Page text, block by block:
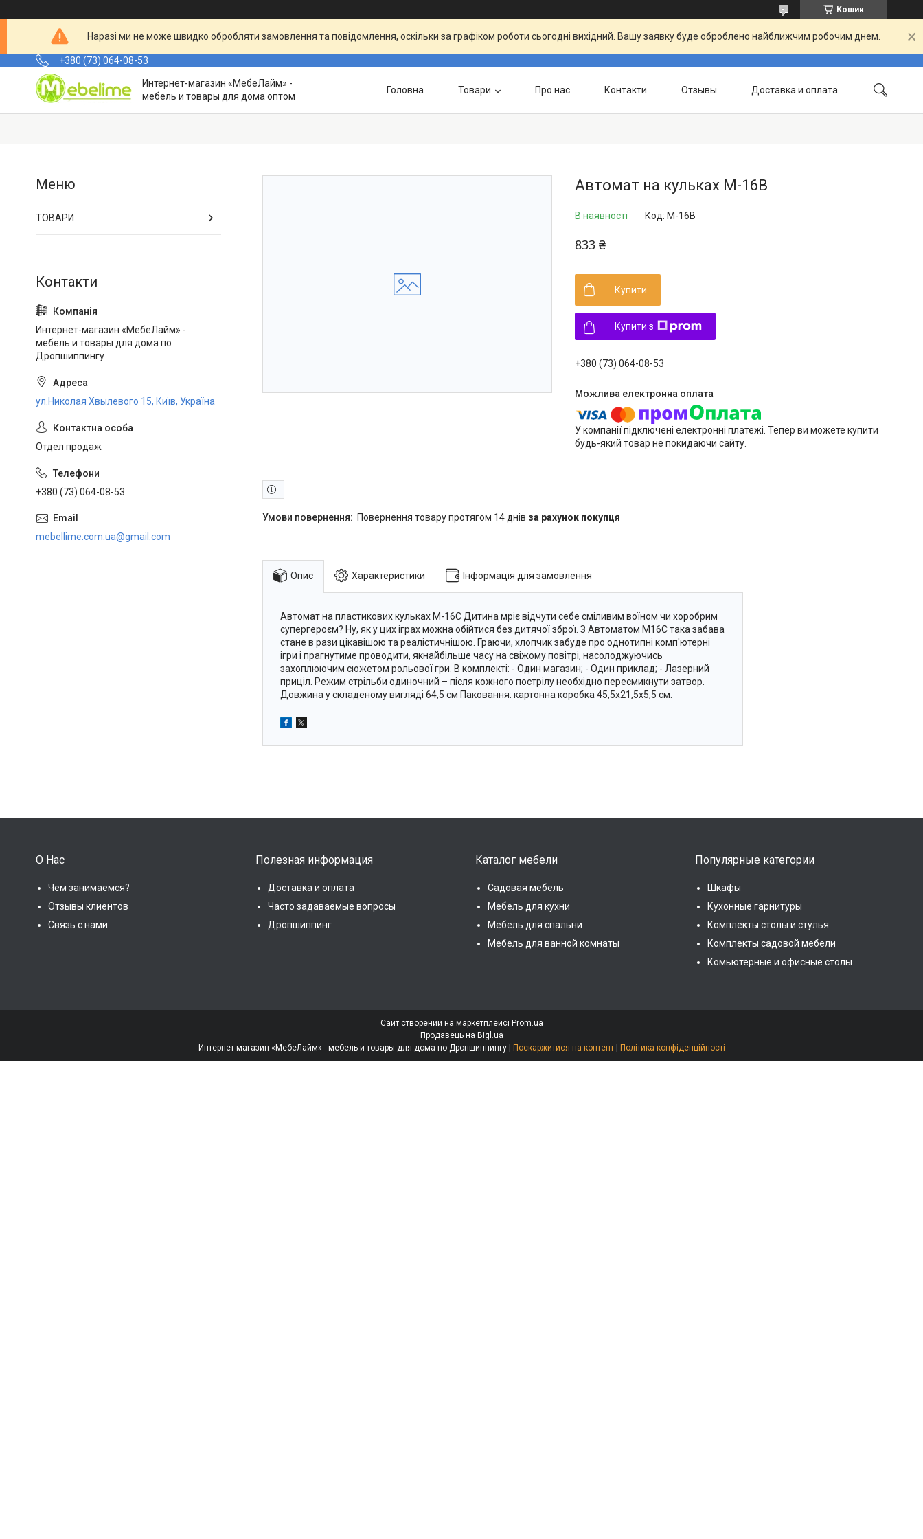
Кошик
Наразі ми не може швидко обробляти замовлення та повідомлення, оскільки за графіком роботи сьогодні вихідний. Вашу заявку буде оброблено найближчим робочим днем.
+380 (73) 064-08-53
Интернет-магазин «МебеЛайм» -
мебель и товары для дома оптом
Головна Товари Про нас Контакти Отзывы Доставка и оплата
Автомат на кульках M-16B
В наявності Код: M-16B
833 ₴
Купити
Купити з
+380 (73) 064-08-53
У компанії підключені електронні платежі. Тепер ви можете купити
будь-який товар не покидаючи сайту.
повернення товару протягом 14 днів за рахунок покупця
Опис Характеристики Інформація для замовлення
Автомат на пластикових кульках M-16С Дитина мріє відчути себе сміливим воїном чи хоробрим
супергероєм? Ну, як у цих іграх можна обійтися без дитячої зброї. З Автоматом M16С така забава
стане в рази цікавішою та реалістичнішою. Граючи, хлопчик забуде про однотипні комп'ютерні
ігри і прагнутиме проводити, якнайбільше часу на свіжому повітрі, насолоджуючись
захоплюючим сюжетом рольової гри. В комплекті: - Один магазин; - Один приклад; - Лазерний
приціл. Режим стрільби одиночний – після кожного пострілу необхідно пересмикнути затвор.
Довжина у складеному вигляді 64,5 см Паковання: картонна коробка 45,5х21,5х5,5 см.
ТОВАРИ
Интернет-магазин «МебеЛайм» -
мебель и товары для дома по
Дропшиппингу
ул.Николая Хвылевого 15, Київ, Україна
Отдел продаж
+380 (73) 064-08-53
mebellime.com.ua@gmail.com
О Нас
Чем занимаемся?
Отзывы клиентов
Связь с нами
Полезная информация
Доставка и оплата
Часто задаваемые вопросы
Дропшиппинг
Каталог мебели
Садовая мебель
Мебель для кухни
Мебель для спальни
Мебель для ванной комнаты
Популярные категории
Шкафы
Кухонные гарнитуры
Комплекты столы и стулья
Комплекты садовой мебели
Комьютерные и офисные столы
Сайт створений на маркетплейсі Prom.ua
Продавець на Bigl.ua
Поскаржитися на контент Політика конфіденційності